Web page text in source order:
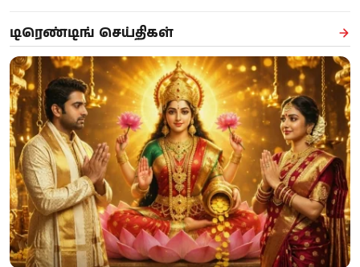
டிரெண்டிங் செய்திகள்